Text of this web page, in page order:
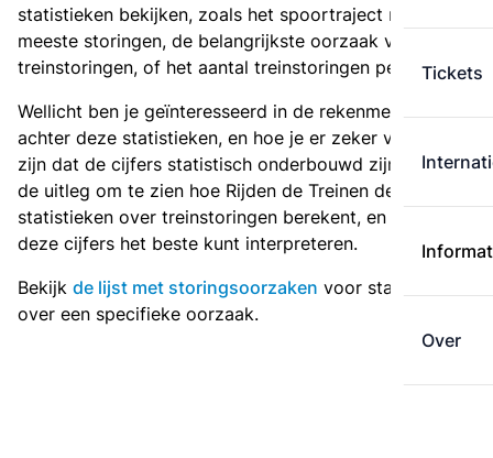
Tickets
Over
statistieken bekijken, zoals het spoortraject met de
meeste storingen, de belangrijkste oorzaak voor
treinstoringen, of het aantal treinstoringen per maand.
Wellicht ben je geïnteresseerd in de rekenmethode
achter deze statistieken, en hoe je er zeker van kunt
zijn dat de cijfers statistisch onderbouwd zijn. Zie de
de uitleg om te zien hoe Rijden de Treinen de
statistieken over treinstoringen berekent, en hoe je
deze cijfers het beste kunt interpreteren.
Bekijk de lijst met storingsoorzaken voor statistieken
over een specifieke oorzaak.